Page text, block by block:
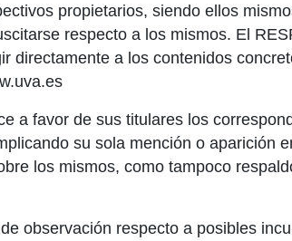
propietarios, siendo ellos
respecto a los mismos. El
directamente a los contenidos
a favor de sus titulares los
su sola mención o aparición
los mismos, como tampoco
observación respecto a posibles